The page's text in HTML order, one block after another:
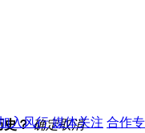
史？ 确定取消
入风行 媒体关注 合作